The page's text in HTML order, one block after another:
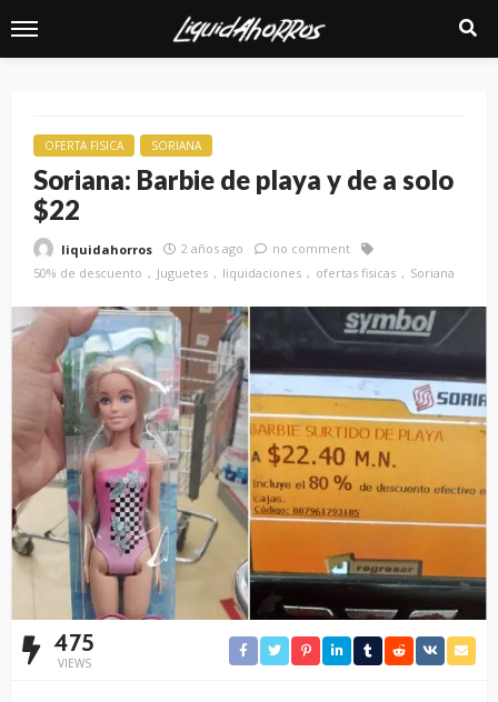
OFERTA FISICA SORIANA
Soriana: Barbie de playa y de a solo
$22
liquidahorros 2 años ago
no comment
50% de descuento
Juguetes liquidaciones ofertas fisicas Soriana
475
VIEWS